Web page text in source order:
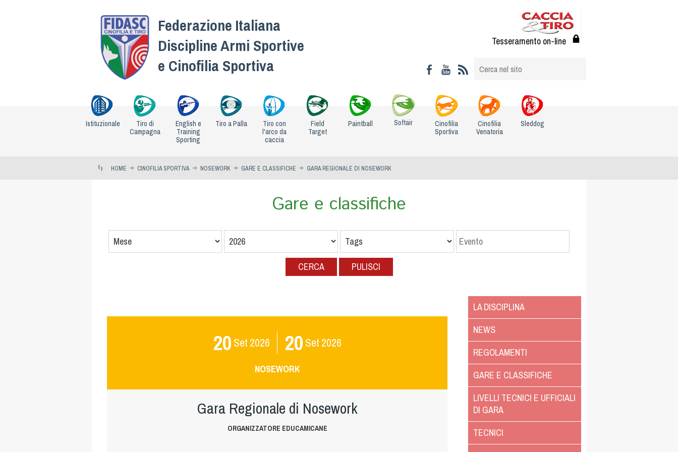
Federazione Italiana
Discipline Armi Sportive
e Cinofilia Sportiva
Tesseramento on-line
Istituzionale
Tiro di
Campagna
English e
Training
Sporting
Tiro a Palla
Tiro con
l'arco da
caccia
Field
Target
Paintball Softair
Cinofilia
Sportiva
Cinofilia
Venatoria
Sleddog
HOME CINOFILIA SPORTIVA NOSEWORK GARE E CLASSIFICHE GARA REGIONALE DI NOSEWORK
Gare e classifiche
CERCA PULISCI
20 Set 2026 20 Set 2026
NOSEWORK
Gara Regionale di Nosework
ORGANIZZATORE EDUCAMICANE
LA DISCIPLINA
NEWS
REGOLAMENTI
GARE E CLASSIFICHE
LIVELLI TECNICI E UFFICIALI
DI GARA
TECNICI